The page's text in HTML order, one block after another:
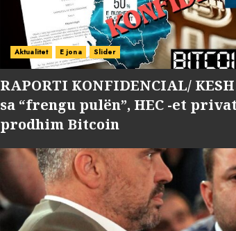
Aktualitet E jona Slider
RAPORTI KONFIDENCIAL/
sa “frengu pulën”, HEC -et
prodhim Bitcoin